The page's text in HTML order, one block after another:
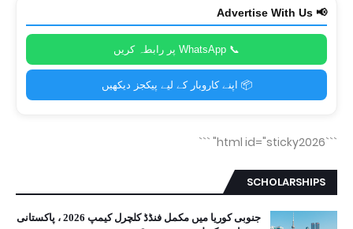
📢 Advertise With Us
📞 WhatsApp پر رابطہ کریں
📦 اپنے کاروبار کے لیے پیکجز دیکھیں
```html id="sticky2026"
```
SCHOLARSHIPS
جنوبی کوریا میں مکمل فنڈڈ کلچرل کیمپ 2026 ، پاکستانی